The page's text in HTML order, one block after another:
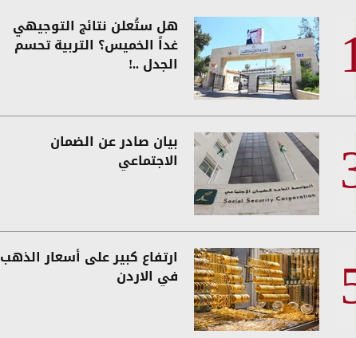
هل ستُعلن نتائج التوجيهي
غداً الخميس؟ التربية تحسم
الجدل ..!
بيان صادر عن الضمان
الاجتماعي
ارتفاع كبير على أسعار الذهب
في الاردن